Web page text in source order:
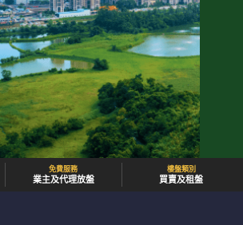
免費服務
業主及代理放盤
樓盤類別
買賣及租盤